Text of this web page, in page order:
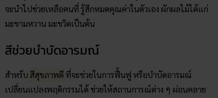
จะนำไปช่วยเหลือคนที่ รู้สึกหมดคุณค่าในตัวเอง ผักผลไม้ได้แก่
มะขามหวาน มะขวิดเป็นต้น
สีช่วยบำบัดอารมณ์
สำหรับ สีสุขภาพดี ที่จะช่วยในการฟื้นฟู หรือบำบัดอารมณ์
เปลี่ยนแปลงพฤติกรรมได้ ช่วยให้สถานการณ์ต่าง ๆ ผ่อนคลาย